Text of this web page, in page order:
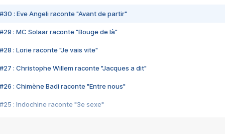
#30 : Eve Angeli raconte "Avant de partir"
#29 : MC Solaar raconte "Bouge de là"
#28 : Lorie raconte "Je vais vite"
#27 : Christophe Willem raconte "Jacques a dit"
#26 : Chimène Badi raconte "Entre nous"
#25 : Indochine raconte "3e sexe"